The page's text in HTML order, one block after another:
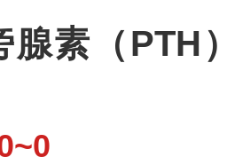
腺素（PTH